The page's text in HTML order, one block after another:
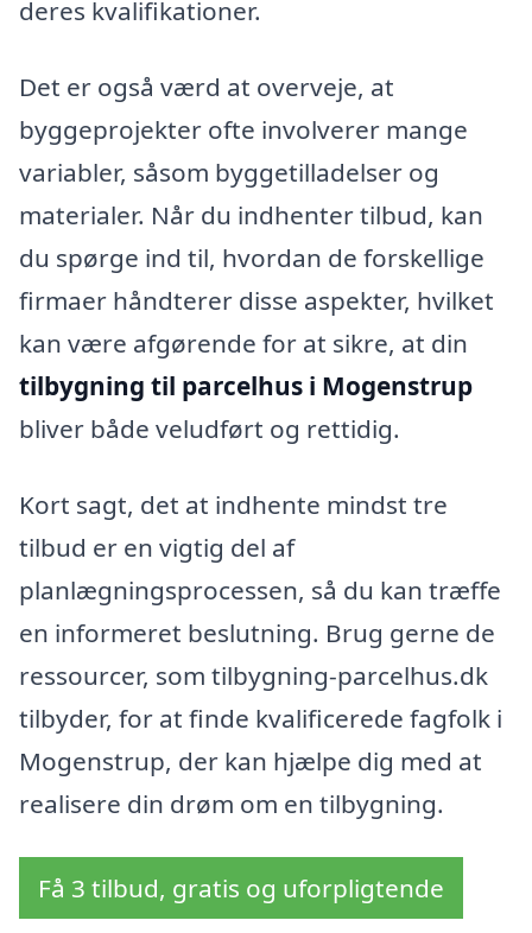
deres kvalifikationer.
Det er også værd at overveje, at
byggeprojekter ofte involverer mange
variabler, såsom byggetilladelser og
materialer. Når du indhenter tilbud, kan
du spørge ind til, hvordan de forskellige
firmaer håndterer disse aspekter, hvilket
kan være afgørende for at sikre, at din
tilbygning til parcelhus i Mogenstrup
bliver både veludført og rettidig.
Kort sagt, det at indhente mindst tre
tilbud er en vigtig del af
planlægningsprocessen, så du kan træffe
en informeret beslutning. Brug gerne de
ressourcer, som tilbygning-parcelhus.dk
tilbyder, for at finde kvalificerede fagfolk i
Mogenstrup, der kan hjælpe dig med at
realisere din drøm om en tilbygning.
Få 3 tilbud, gratis og uforpligtende